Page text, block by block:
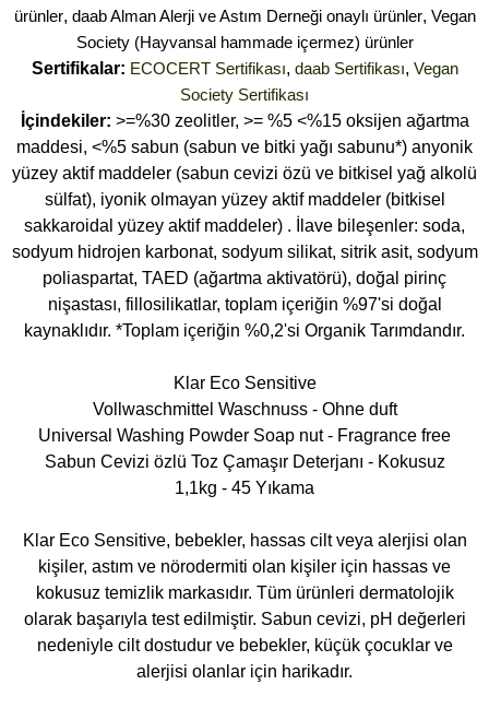
ürünler, daab Alman Alerji ve Astım Derneği onaylı ürünler, Vegan
Society (Hayvansal hammade içermez) ürünler
Sertifikalar: ECOCERT Sertifikası, daab Sertifikası, Vegan
Society Sertifikası
İçindekiler: >=%30 zeolitler, >= %5 <%15 oksijen ağartma
maddesi, <%5 sabun (sabun ve bitki yağı sabunu*) anyonik
yüzey aktif maddeler (sabun cevizi özü ve bitkisel yağ alkolü
sülfat), iyonik olmayan yüzey aktif maddeler (bitkisel
sakkaroidal yüzey aktif maddeler) . İlave bileşenler: soda,
sodyum hidrojen karbonat, sodyum silikat, sitrik asit, sodyum
poliaspartat, TAED (ağartma aktivatörü), doğal pirinç
nişastası, fillosilikatlar, toplam içeriğin %97'si doğal
kaynaklıdır. *Toplam içeriğin %0,2'si Organik Tarımdandır.
Klar Eco Sensitive
Vollwaschmittel Waschnuss - Ohne duft
Universal Washing Powder Soap nut - Fragrance free
Sabun Cevizi özlü Toz Çamaşır Deterjanı - Kokusuz
1,1kg - 45 Yıkama
Klar Eco Sensitive, bebekler, hassas cilt veya alerjisi olan
kişiler, astım ve nörodermiti olan kişiler için hassas ve
kokusuz temizlik markasıdır. Tüm ürünleri dermatolojik
olarak başarıyla test edilmiştir. Sabun cevizi, pH değerleri
nedeniyle cilt dostudur ve bebekler, küçük çocuklar ve
alerjisi olanlar için harikadır.